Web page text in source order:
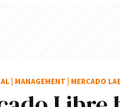
MANAGEMENT MERCADO